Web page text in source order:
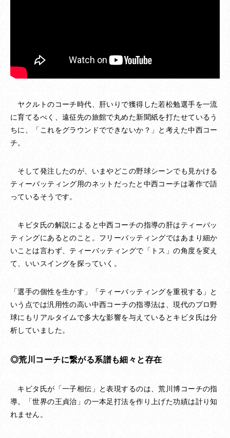
ヤクルトのコーチ時代、肝いりで獲得した若松勉選手を一流
に育てるべく、遠征先の旅館で丸めた新聞紙を打たせているう
ちに、「これをグラウンドでできないか？」と考えた中西コー
チ。
そして発注したのが、いまやどこの野球シーンでも見かける
ティーバッティング用のネットだったと中西コーチは著作で語
っているそうです。
キビタ氏の解説によると中西コーチの指導の肝はティーバッ
ティングにあるとのこと。フリーバッティングではあまり細か
いことは言わず、ティーバッティングで「トス」の角度を変え
て、いいスイングを探っていく。
「選手の個性を生かす」「ティーバッティングを重視する」と
いう点では汎用性の高い中西コーチの指導法は、現代のプロ野
球にもリアルタイムで多大な影響を与えているとキビタ氏は分
析していました。
◎荒川コーチに繋がる系譜も細々と存在
キビタ氏が「一子相伝」と表現するのは、荒川博コーチの指
導。「世界の王貞治」の一本足打法を作り上げた功績は計り知
れません。